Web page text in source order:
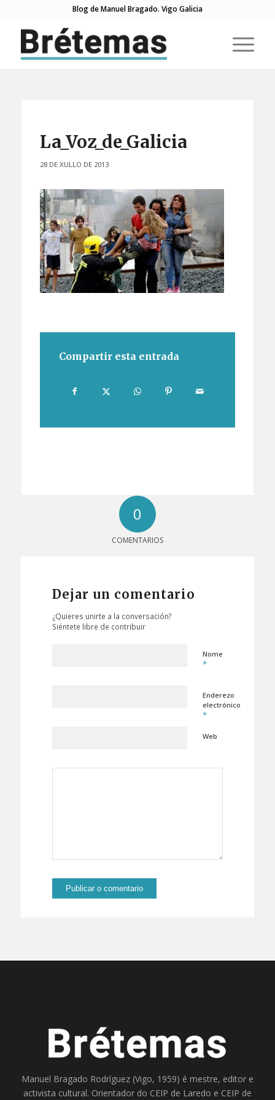
Blog de Manuel Bragado. Vigo Galicia
La_Voz_de_Galicia
28 DE XULLO DE 2013
Compartir esta entrada
0
COMENTARIOS
Dejar un comentario
¿Quieres unirte a la conversación?
Siéntete libre de contribuir
Nome
*
Enderezo
electrónico
*
Web
Manuel Bragado Rodríguez (Vigo, 1959) é mestre, editor e
activista cultural. Orientador do CEIP de Laredo e CEIP de